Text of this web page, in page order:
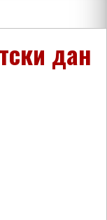
дан